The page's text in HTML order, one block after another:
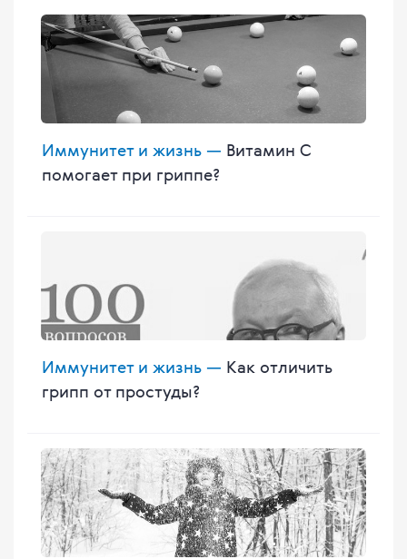
Иммунитет и жизнь — Витамин С
помогает при гриппе?
Иммунитет и жизнь — Как отличить
грипп от простуды?